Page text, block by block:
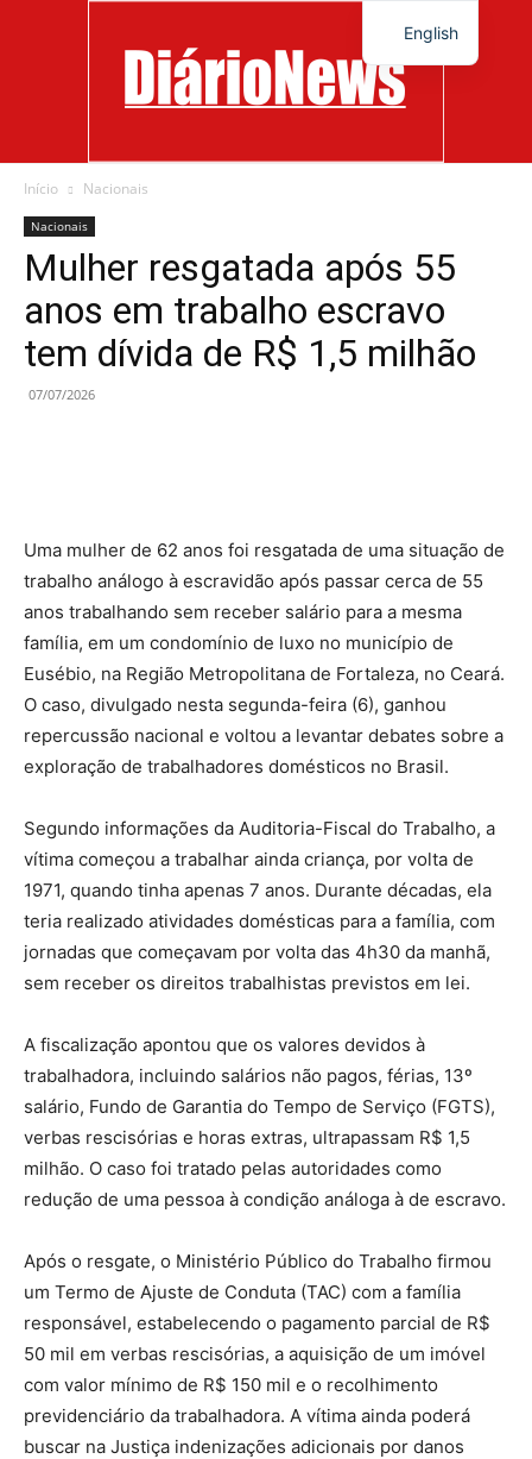
News
Início Nacionais
Nacionais
Mulher resgatada após 55
anos em trabalho escravo
tem dívida de R$ 1,5 milhão
07/07/2026
Uma mulher de 62 anos foi resgatada de uma situação de
trabalho análogo à escravidão após passar cerca de 55
anos trabalhando sem receber salário para a mesma
família, em um condomínio de luxo no município de
Eusébio, na Região Metropolitana de Fortaleza, no Ceará.
O caso, divulgado nesta segunda-feira (6), ganhou
repercussão nacional e voltou a levantar debates sobre a
exploração de trabalhadores domésticos no Brasil.
Segundo informações da Auditoria-Fiscal do Trabalho, a
vítima começou a trabalhar ainda criança, por volta de
1971, quando tinha apenas 7 anos. Durante décadas, ela
teria realizado atividades domésticas para a família, com
jornadas que começavam por volta das 4h30 da manhã,
sem receber os direitos trabalhistas previstos em lei.
A fiscalização apontou que os valores devidos à
trabalhadora, incluindo salários não pagos, férias, 13º
salário, Fundo de Garantia do Tempo de Serviço (FGTS),
verbas rescisórias e horas extras, ultrapassam R$ 1,5
milhão. O caso foi tratado pelas autoridades como
redução de uma pessoa à condição análoga à de escravo.
Após o resgate, o Ministério Público do Trabalho firmou
um Termo de Ajuste de Conduta (TAC) com a família
responsável, estabelecendo o pagamento parcial de R$
50 mil em verbas rescisórias, a aquisição de um imóvel
com valor mínimo de R$ 150 mil e o recolhimento
previdenciário da trabalhadora. A vítima ainda poderá
buscar na Justiça indenizações adicionais por danos
English